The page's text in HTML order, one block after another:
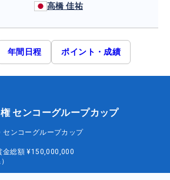
高橋 佳祐
年間日程 ポイント・成績
センコーグループカップ
センコーグループカップ
金総額 ¥150,000,000